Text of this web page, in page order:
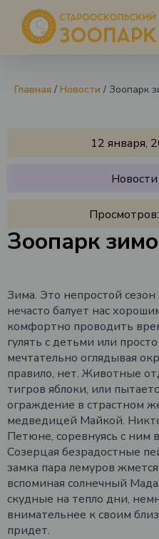
Главная / Новости / Зоопарк
12 января,
Новости
Просмотров:
Зоопарк
Зима. Это непростой сезон
нечасто балует нас
комфортно проводить
гулять с детьми или
мечтательно оглядывая
правило, нет. Животные
тигров яблоки, или
ограждение в страстном
медведицей Майкой.
Петюне, соревнуясь с ним
Созерцая безрадостные
замка пара лемуров
вспоминая солнечный
скудные на тепло дни,
внимательнее к своим
придет.